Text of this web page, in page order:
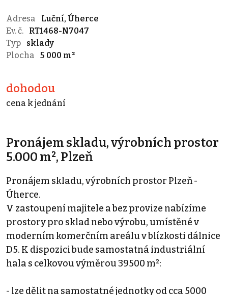
Adresa
Luční, Úherce
Ev. č.
RT1468-N7047
Typ
sklady
Plocha
5 000 m²
dohodou
cena k jednání
Pronájem skladu, výrobních prostor
5.000 m², Plzeň
Pronájem skladu, výrobních prostor Plzeň -
Úherce.
V zastoupení majitele a bez provize nabízíme
prostory pro sklad nebo výrobu, umístěné v
moderním komerčním areálu v blízkosti dálnice
D5. K dispozici bude samostatná industriální
hala s celkovou výměrou 39500 m²:
- lze dělit na samostatné jednotky od cca 5000